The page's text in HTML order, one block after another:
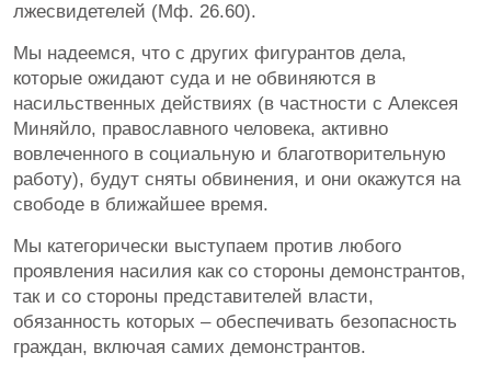
лжесвидетелей (Мф. 26.60).
Мы надеемся, что с других фигурантов дела,
которые ожидают суда и не обвиняются в
насильственных действиях (в частности с Алексея
Миняйло, православного человека, активно
вовлеченного в социальную и благотворительную
работу), будут сняты обвинения, и они окажутся на
свободе в ближайшее время.
Мы категорически выступаем против любого
проявления насилия как со стороны демонстрантов,
так и со стороны представителей власти,
обязанность которых – обеспечивать безопасность
граждан, включая самих демонстрантов.